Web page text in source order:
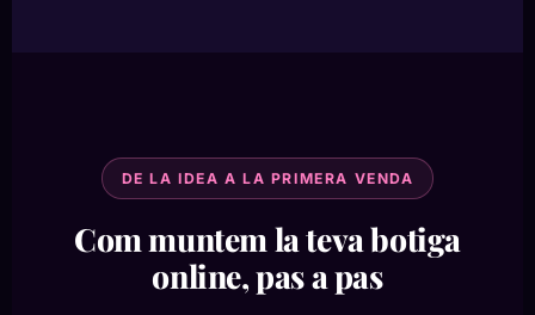
DE LA IDEA A LA PRIMERA VENDA
Com muntem la teva botiga
online, pas a pas